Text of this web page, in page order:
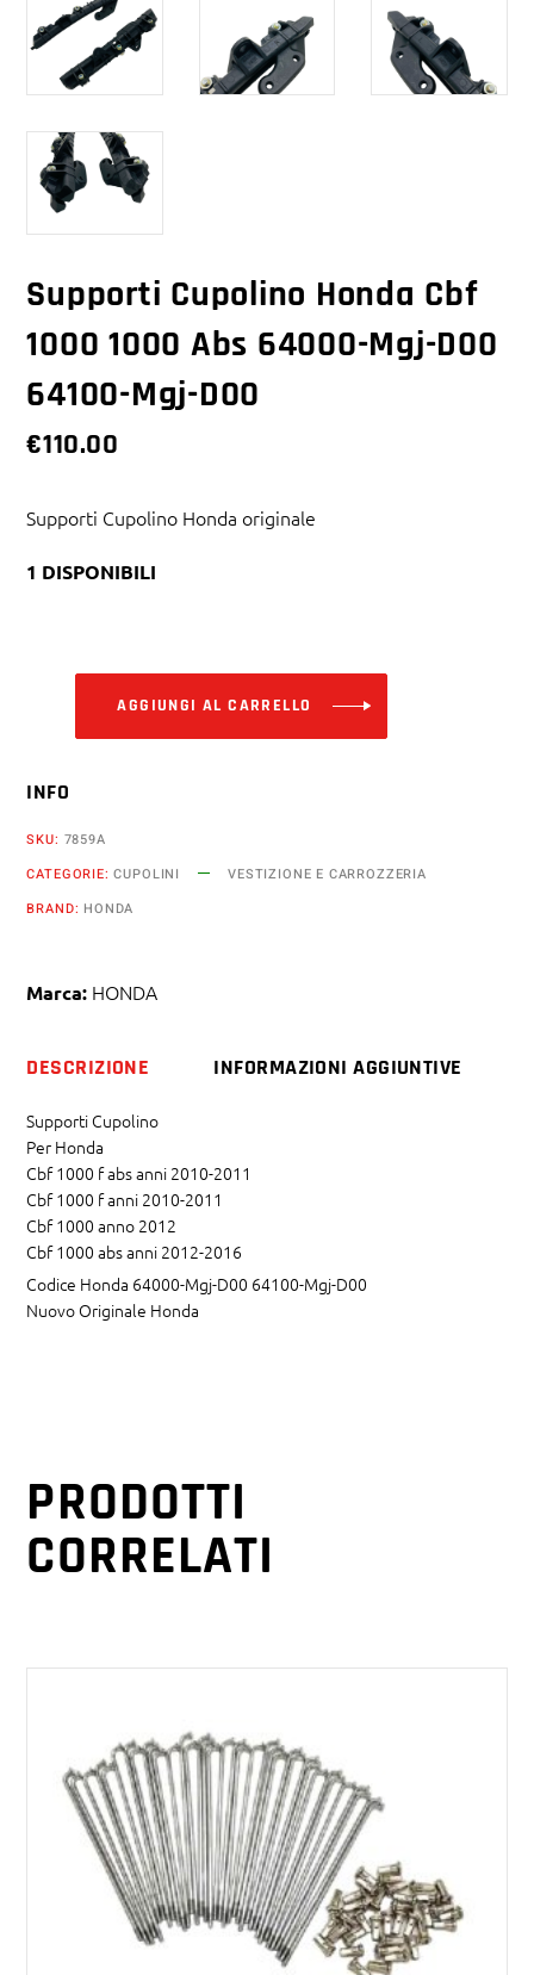
Supporti Cupolino Honda Cbf
1000 1000 Abs 64000-Mgj-D00
64100-Mgj-D00
€110.00
Supporti Cupolino Honda originale
1 DISPONIBILI
AGGIUNGI AL CARRELLO
INFO
SKU: 7859A
CATEGORIE:CUPOLINI
VESTIZIONE E CARROZZERIA
BRAND: HONDA
Marca: HONDA
DESCRIZIONE INFORMAZIONI AGGIUNTIVE
Supporti Cupolino
Per Honda
Cbf 1000 f abs anni 2010-2011
Cbf 1000 f anni 2010-2011
Cbf 1000 anno 2012
Cbf 1000 abs anni 2012-2016
Codice Honda 64000-Mgj-D00 64100-Mgj-D00
Nuovo Originale Honda
PRODOTTI
CORRELATI
AGGIUNGI AL CARRELLO